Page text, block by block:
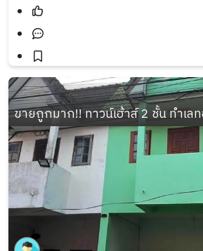
ขายถูกมาก!! ทาวน์เฮ้าส์ 2 ชั้น ทำเล